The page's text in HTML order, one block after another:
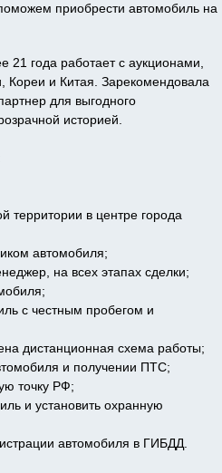
приобрести автомобиль на
21 года работает с аукционами,
Кореи и Китая. Зарекомендовала
для выгодного
историей.
территории в центре города
автомобиля;
на всех этапах сделки;
с честным пробегом и
дистанционная схема работы;
и получении ПТС;
точку РФ;
и установить охранную
автомобиля в ГИБДД.